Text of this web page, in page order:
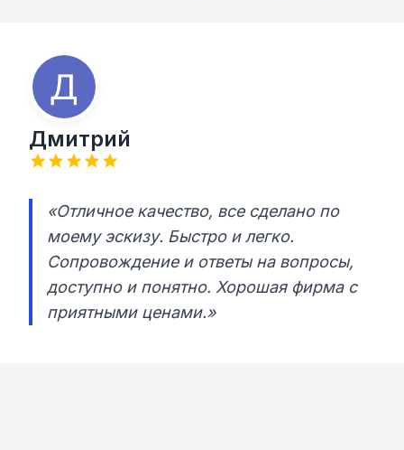
Дмитрий
«Отличное качество, все сделано по
моему эскизу. Быстро и легко.
Сопровождение и ответы на вопросы,
доступно и понятно. Хорошая фирма с
приятными ценами.»